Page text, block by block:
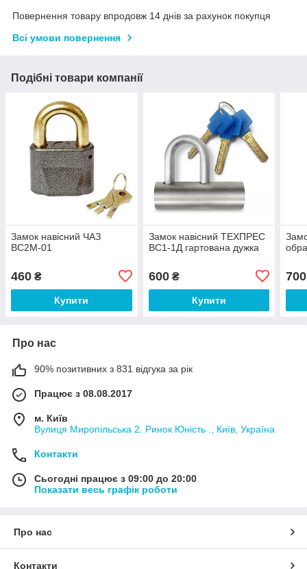
Повернення товару впродовж 14 днів за рахунок покупця
Всі умови повернення
Подібні товари компанії
Замок навісний ЧАЗ
ВС2М-01
460 ₴
Купити
Замок навісний ТЕХПРЕС
ВС1-1Д гартована дужка
600₴
Купити
700
Про нас
90% позитивних з 831 відгука за рік
Працює з 08.08.2017
м. Київ
Вулиця Миропільська 2. Ринок Юність ., Київ, Україна
Контакти
Сьогодні працює з 09:00 до 20:00
Показати весь графік роботи
Про нас
Контакти